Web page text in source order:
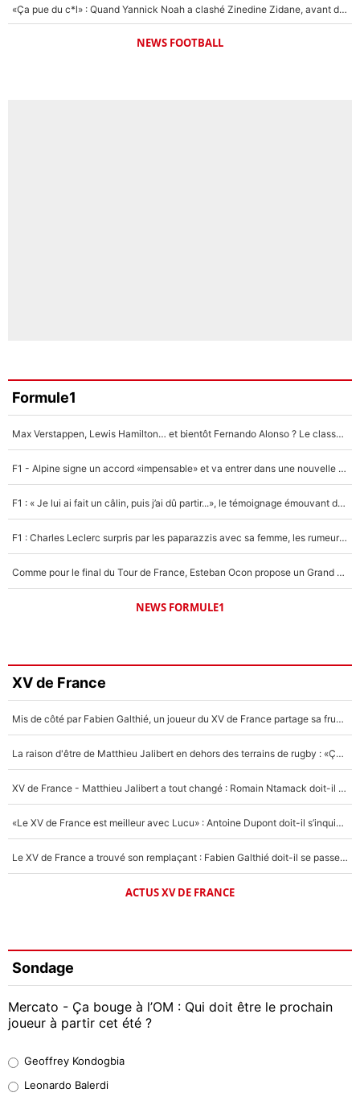
«Ça pue du c*l» : Quand Yannick Noah a clashé Zinedine Zidane, avant de se faire recadrer par le nouveau sélectionneur de l'équipe de France !
NEWS FOOTBALL
Formule1
Max Verstappen, Lewis Hamilton… et bientôt Fernando Alonso ? Le classement des pilotes les mieux payés en Formule 1 risque de changer !
F1 - Alpine signe un accord «impensable» et va entrer dans une nouvelle dimension : Grande nouvelle pour Pierre Gasly !
F1 : « Je lui ai fait un câlin, puis j’ai dû partir...», le témoignage émouvant de Max Verstappen sur sa fille
F1 : Charles Leclerc surpris par les paparazzis avec sa femme, les rumeurs étaient vraies !
Comme pour le final du Tour de France, Esteban Ocon propose un Grand Prix de Formule 1 à Paris : «Autour de l’Arc de Triomphe, ce serait génial» !
NEWS FORMULE1
XV de France
Mis de côté par Fabien Galthié, un joueur du XV de France partage sa frustration : «ils ne me l’ont pas dit tout de suite»
La raison d'être de Matthieu Jalibert en dehors des terrains de rugby : «Ça m'atteint autant que si tu touches à un membre de ma famille»
XV de France - Matthieu Jalibert a tout changé : Romain Ntamack doit-il s’inquiéter pour sa place à un an de la Coupe du monde ?
«Le XV de France est meilleur avec Lucu» : Antoine Dupont doit-il s’inquiéter pour sa place ?
Le XV de France a trouvé son remplaçant : Fabien Galthié doit-il se passer d'Antoine Dupont ?
ACTUS XV DE FRANCE
Sondage
Mercato - Ça bouge à l’OM : Qui doit être le prochain
joueur à partir cet été ?
38%
Geoffrey Kondogbia
Leonardo Balerdi